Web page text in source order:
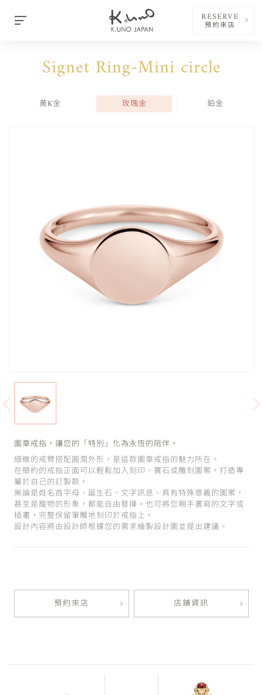
RESERVE
預約來店
Signet Ring-Mini circle
黃K金 玫瑰金 鉑金
圖章戒指，讓您的「特別」化為永恆的陪伴。
細緻的戒臂搭配圓潤外形，是這款圖章戒指的魅力所在。
在簡約的戒指正面可以輕鬆加入刻印、寶石或雕刻圖案，打造專
屬於自己的訂製款。
無論是姓名首字母、誕生石、文字訊息、具有特殊意義的圖案，
甚至是寵物的形象，都能自由發揮。也可將您親手書寫的文字或
插畫，完整保留筆觸地刻印於戒指上。
設計內容將由設計師根據您的需求繪製設計圖並提出建議。
預約來店 店鋪資訊